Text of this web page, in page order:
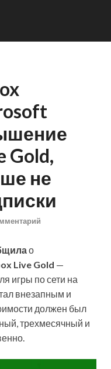
Gold,
не
о
Live Gold —
игры по сети на
внезапным и
должен был
трехмесячный и